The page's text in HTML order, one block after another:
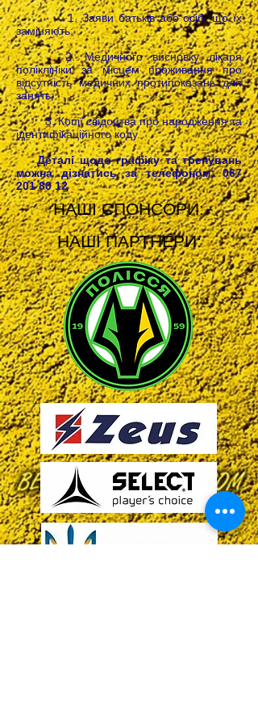
1. Заяви батьків або осіб, що їх
заміняють;
2. Медичного висновку лікаря
поліклініки за місцем проживання про
відсутність медичних протипоказань для
занять;
3. Копії свідоцтва про народження та
ідентифікаційного коду.
Деталі щодо графіку та тренувань
можна дізнатись за телефоном:067
201 80 12
НАШІ СПОНСОРИ:
НАШІ ПАРТНЕРИ: